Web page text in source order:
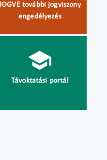
további jogviszony
engedélyezés
Távoktatási portál